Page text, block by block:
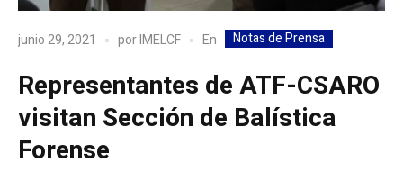
junio 29, 2021 porIMELCF En Notas de Prensa
Representantes de ATF-CSARO
visitan Sección de Balística
Forense